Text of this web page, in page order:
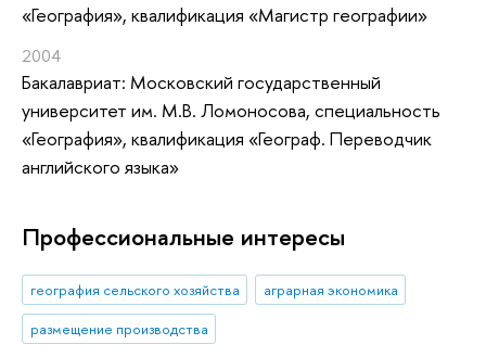
«География», квалификация «Магистр географии»
2004
Бакалавриат: Московский государственный
университет им. М.В. Ломоносова, специальность
«География», квалификация «Географ. Переводчик
английского языка»
Профессиональные интересы
география сельского хозяйства
аграрная экономика
размещение производства